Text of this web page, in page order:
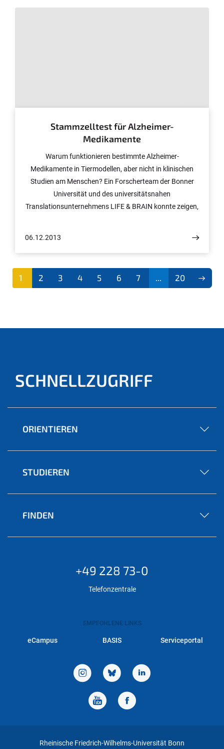
Stammzelltest für Alzheimer-
Medikamente
Warum funktionieren bestimmte Alzheimer-
Medikamente in Tiermodellen, aber nicht in klinischen
Studien am Menschen? Ein Forscherteam der Bonner
Universität und des universitätsnahen
Translationsunternehmens LIFE & BRAIN konnte zeigen,
Nervenzellen durchgeführt werden, folgern die
Wissenschaftler. Die Ergebnisse sind bei Cell Press im
06.12.2013
1
2 3 4 5 6 7 ... 20
SCHNELLZUGRIFF
ORIENTIEREN
STUDIEREN
FINDEN
+49 228 73-0
Telefonzentrale
EMPFOHLENE LINKS
eCampus BASIS Serviceportal
Rheinische Friedrich-Wilhelms-Universität Bonn